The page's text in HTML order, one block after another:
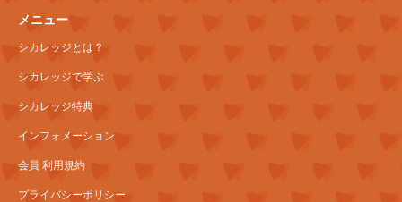
メニュー
シカレッジとは？
シカレッジで学ぶ
シカレッジ特典
インフォメーション
会員 利用規約
プライバシーポリシー